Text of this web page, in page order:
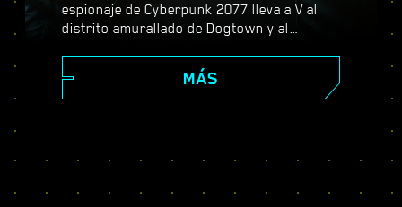
espionaje de Cyberpunk 2077 lleva a V al
distrito amurallado de Dogtown y al
en agente secreto y vive una apasionante
historia repleta de giros dramáticos y
decisiones que cambiarán tu destino;
dinámicas misiones de mundo abierto,
más!
MÁS